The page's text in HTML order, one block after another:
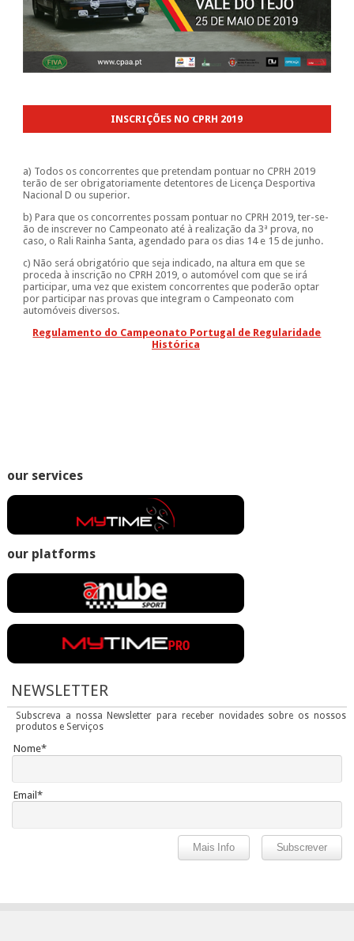
INSCRIÇÕES NO CPRH 2019
a) Todos os concorrentes que pretendam pontuar no CPRH 2019
terão de ser obrigatoriamente detentores de Licença Desportiva
Nacional D ou superior.
b) Para que os concorrentes possam pontuar no CPRH 2019, ter-se-
ão de inscrever no Campeonato até à realização da 3ª prova, no
caso, o Rali Rainha Santa, agendado para os dias 14 e 15 de junho.
c) Não será obrigatório que seja indicado, na altura em que se
proceda à inscrição no CPRH 2019, o automóvel com que se irá
participar, uma vez que existem concorrentes que poderão optar
por participar nas provas que integram o Campeonato com
automóveis diversos.
Regulamento do Campeonato Portugal de Regularidade
Histórica
our services
our platforms
NEWSLETTER
Subscreva a nossa Newsletter para receber novidades sobre os nossos
produtos e Serviços
Nome*
Email*